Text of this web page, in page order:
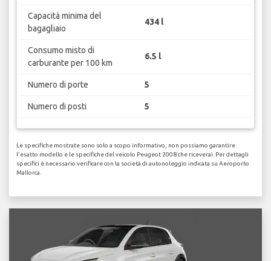
Capacità minima del
bagagliaio
434 l
Consumo misto di
carburante per 100 km
6.5 l
Numero di porte 5
Numero di posti 5
Le specifiche mostrate sono solo a scopo informativo, non possiamo garantire
l'esatto modello e le specifiche del veicolo Peugeot 2008 che riceverai. Per dettagli
specifici è necessario verificare con la società di autonoleggio indicata su Aeroporto
Mallorca.